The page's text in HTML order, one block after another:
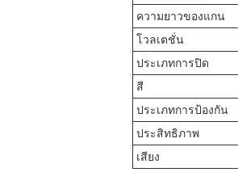
ความยาวของแกน
โวลเตชั่น
ประเภทการปิด
สี
ประเภทการป้องกัน
ประสิทธิภาพ
เสียง